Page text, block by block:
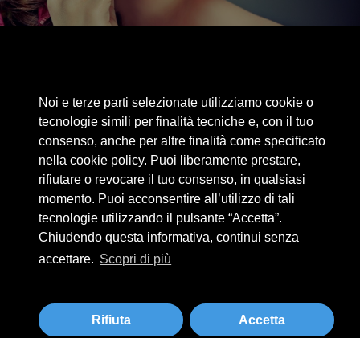
Noi e terze parti selezionate utilizziamo cookie o
tecnologie simili per finalità tecniche e, con il tuo
consenso, anche per altre finalità come specificato
nella cookie policy. Puoi liberamente prestare,
rifiutare o revocare il tuo consenso, in qualsiasi
momento. Puoi acconsentire all’utilizzo di tali
tecnologie utilizzando il pulsante “Accetta”.
Chiudendo questa informativa, continui senza
accettare. Scopri di più
Rifiuta Accetta
Cookie Policy
Privacy Policy
Privacy Clienti / Fornitori
BEAUTYTIME INTERNATIONAL S.R.L.
UNIPERSONALE
beautytime@beautytime.go.it